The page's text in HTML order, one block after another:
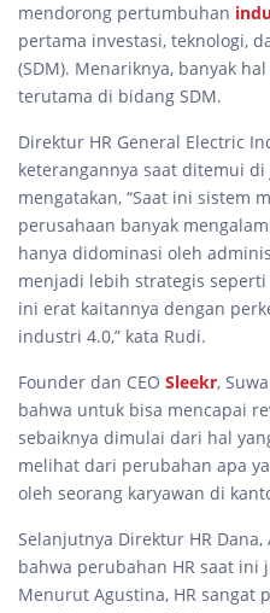
mendorong pertumbuhan
pertama investasi, teknologi,
(SDM). Menariknya, banyak
terutama di bidang SDM.
Direktur HR General Electric
keterangannya saat ditemui di
mengatakan, “Saat ini sistem
perusahaan banyak
hanya didominasi oleh
menjadi lebih strategis
ini erat kaitannya dengan
industri 4.0,” kata Rudi.
Founder dan CEO Sleekr,
bahwa untuk bisa mencapai
sebaiknya dimulai dari hal
melihat dari perubahan apa
oleh seorang karyawan di
Selanjutnya Direktur HR
bahwa perubahan HR saat
Menurut Agustina, HR sangat